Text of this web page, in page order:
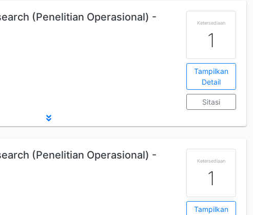
(Penelitian Operasional) -
Ketersediaan
1
Tampilkan
Detail
Sitasi
(Penelitian Operasional) -
Ketersediaan
1
Tampilkan